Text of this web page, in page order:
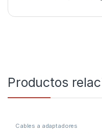
Productos
Cables a adaptadores